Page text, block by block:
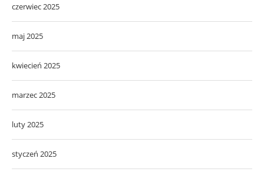
czerwiec 2025
maj 2025
kwiecień 2025
marzec 2025
luty 2025
styczeń 2025